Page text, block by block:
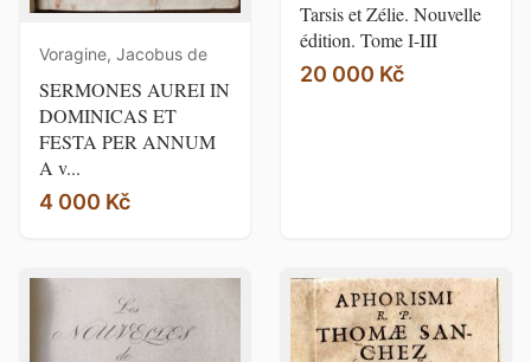
Voragine, Jacobus de
SERMONES AUREI IN
DOMINICAS ET
FESTA PER ANNUM
A v...
4 000 Kč
Tarsis et Zélie. Nouvelle
édition. Tome I-III
20 000 Kč